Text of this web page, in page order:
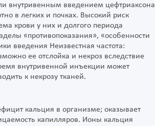
внутривенным введением цефтриаксона
в легких и почках. Высокий риск
крови у них и долгого периода
«противопоказания», «особенности
введения Неизвестная частота:
ее отслойка и некроз вследствие
внутривенной инъекции может
к некрозу тканей.
кальция в организме; оказывает
капилляров. Ионы кальция